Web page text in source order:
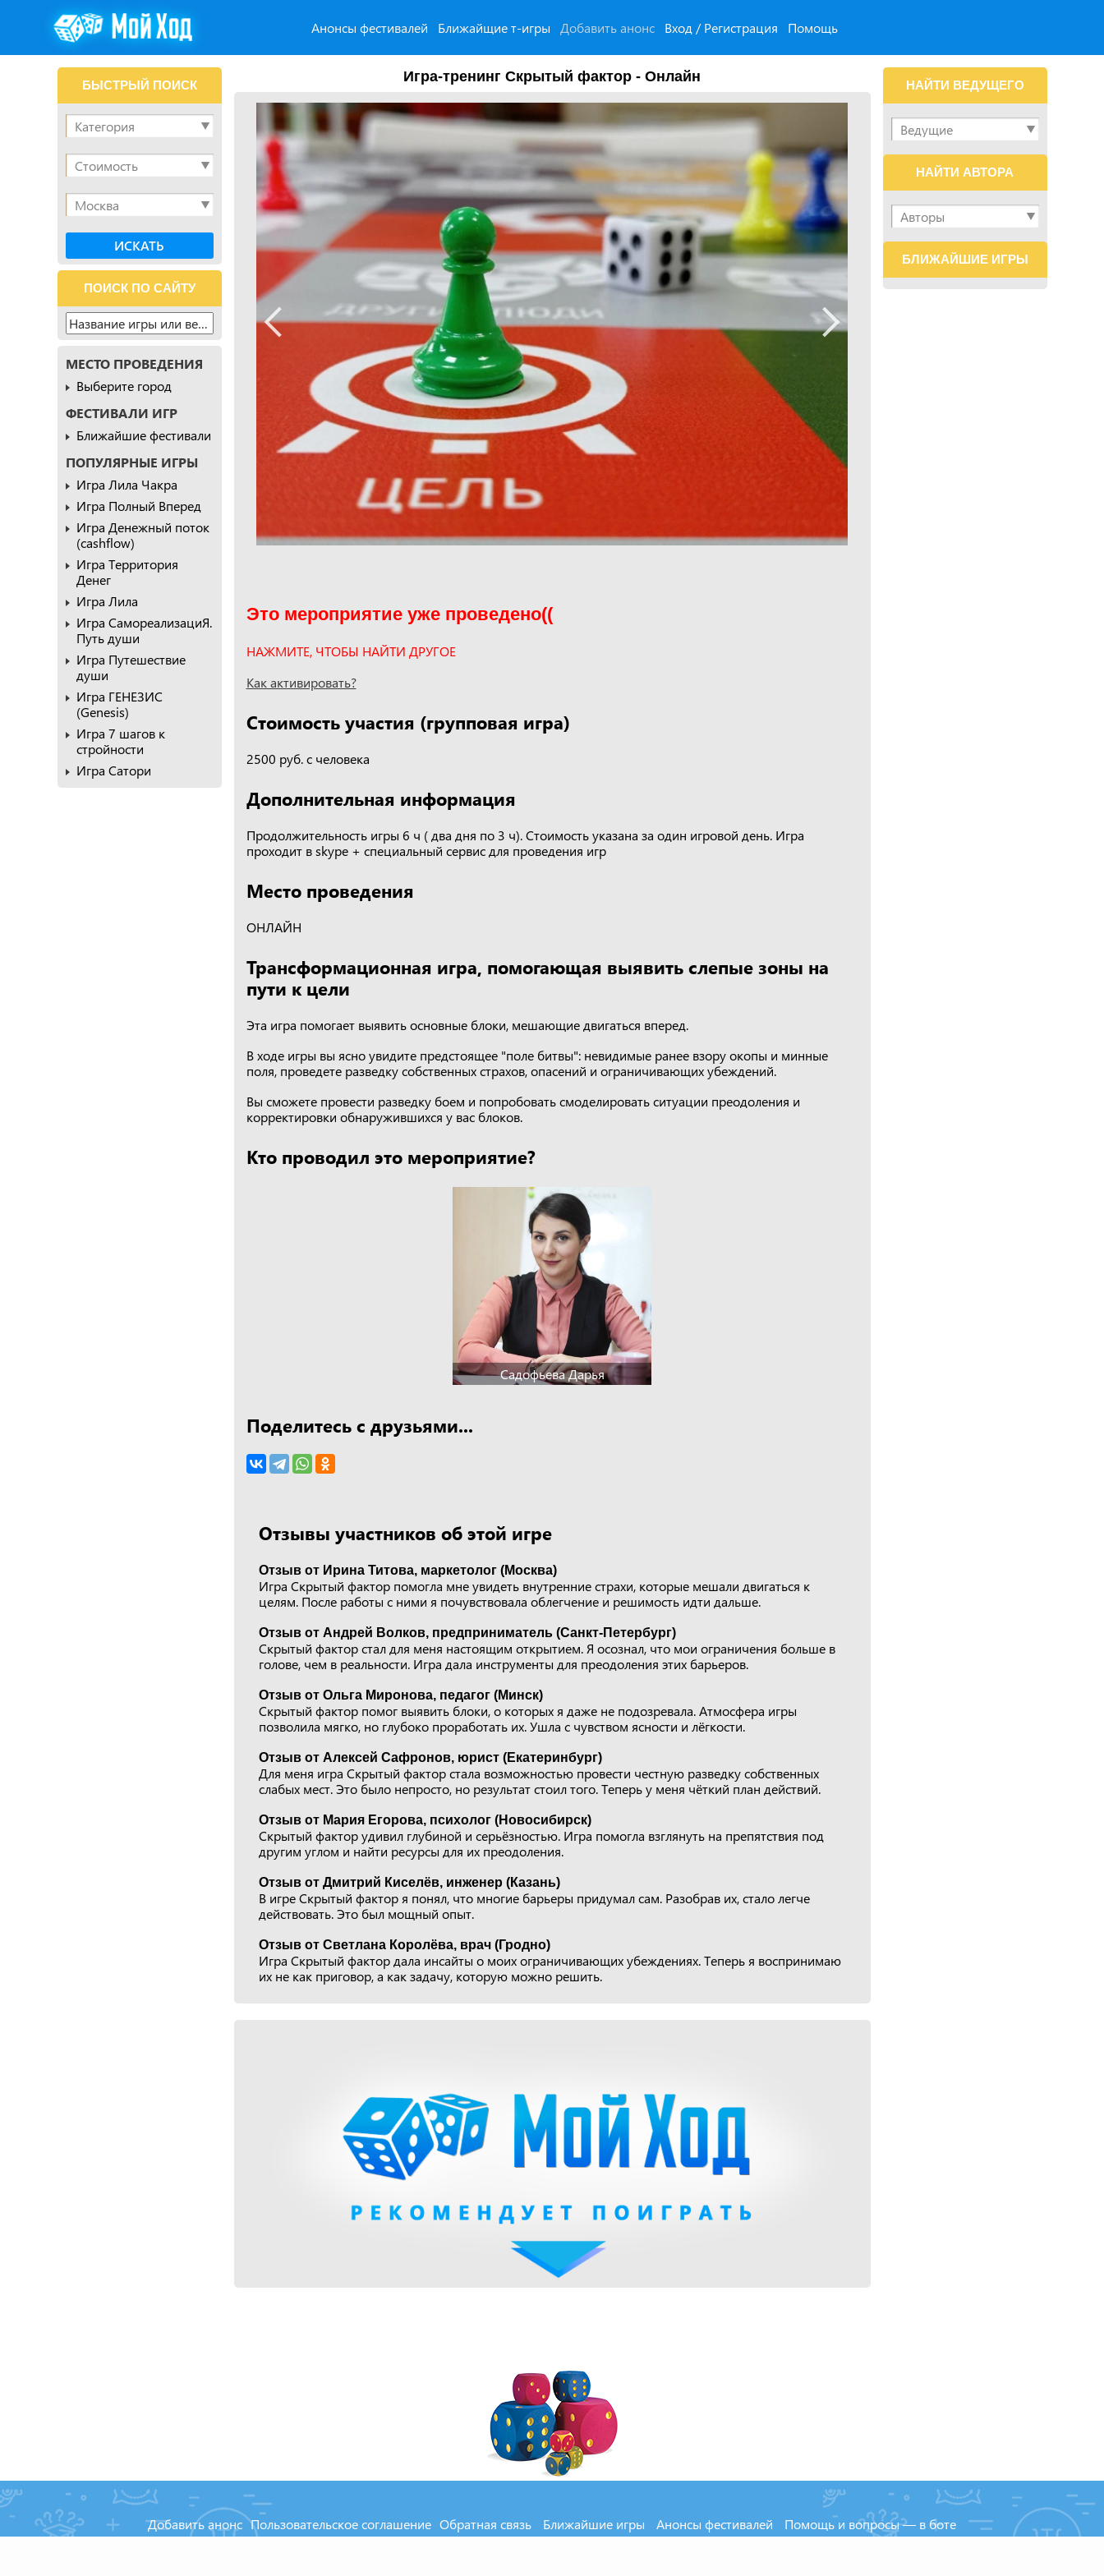
Анонсы фестивалей Ближайщие т-игры Добавить анонс Вход / Регистрация Помощь
Игра-тренинг Скрытый фактор - Онлайн
Это мероприятие уже проведено((
НАЖМИТЕ, ЧТОБЫ НАЙТИ ДРУГОЕ
Как активировать?
Стоимость участия (групповая игра)
2500 руб. с человека
Дополнительная информация
Продолжительность игры 6 ч ( два дня по 3 ч). Стоимость указана за один игровой день. Игра
проходит в skype + специальный сервис для проведения игр
Место проведения
ОНЛАЙН
Трансформационная игра, помогающая выявить слепые зоны на
пути к цели
Эта игра помогает выявить основные блоки, мешающие двигаться вперед.
В ходе игры вы ясно увидите предстоящее "поле битвы": невидимые ранее взору окопы и минные
поля, проведете разведку собственных страхов, опасений и ограничивающих убеждений.
Вы сможете провести разведку боем и попробовать смоделировать ситуации преодоления и
корректировки обнаружившихся у вас блоков.
Кто проводил это мероприятие?
Садофьева Дарья
Поделитесь с друзьями...
Отзывы участников об этой игре
Отзыв от Ирина Титова, маркетолог (Москва)
Игра Скрытый фактор помогла мне увидеть внутренние страхи, которые мешали двигаться к
целям. После работы с ними я почувствовала облегчение и решимость идти дальше.
Отзыв от Андрей Волков, предприниматель (Санкт-Петербург)
Скрытый фактор стал для меня настоящим открытием. Я осознал, что мои ограничения больше в
голове, чем в реальности. Игра дала инструменты для преодоления этих барьеров.
Отзыв от Ольга Миронова, педагог (Минск)
Скрытый фактор помог выявить блоки, о которых я даже не подозревала. Атмосфера игры
позволила мягко, но глубоко проработать их. Ушла с чувством ясности и лёгкости.
Отзыв от Алексей Сафронов, юрист (Екатеринбург)
Для меня игра Скрытый фактор стала возможностью провести честную разведку собственных
слабых мест. Это было непросто, но результат стоил того. Теперь у меня чёткий план действий.
Отзыв от Мария Егорова, психолог (Новосибирск)
Скрытый фактор удивил глубиной и серьёзностью. Игра помогла взглянуть на препятствия под
другим углом и найти ресурсы для их преодоления.
Отзыв от Дмитрий Киселёв, инженер (Казань)
В игре Скрытый фактор я понял, что многие барьеры придумал сам. Разобрав их, стало легче
действовать. Это был мощный опыт.
Отзыв от Светлана Королёва, врач (Гродно)
Игра Скрытый фактор дала инсайты о моих ограничивающих убеждениях. Теперь я воспринимаю
их не как приговор, а как задачу, которую можно решить.
БЫСТРЫЙ ПОИСК
ПОИСК ПО САЙТУ
МЕСТО ПРОВЕДЕНИЯ
Выберите город
ФЕСТИВАЛИ ИГР
Ближайшие фестивали
ПОПУЛЯРНЫЕ ИГРЫ
Игра Лила Чакра
Игра Полный Вперед
Игра Денежный поток
(cashflow)
Игра Территория
Денег
Игра Лила
Игра СамореализациЯ.
Путь души
Игра Путешествие
души
Игра ГЕНЕЗИС
(Genesis)
Игра 7 шагов к
стройности
Игра Сатори
НАЙТИ ВЕДУЩЕГО
НАЙТИ АВТОРА
БЛИЖАЙШИЕ ИГРЫ
Добавить анонс Пользовательское соглашение Обратная связь Ближайшие игры Анонсы фестивалей Помощь и вопросы — в боте